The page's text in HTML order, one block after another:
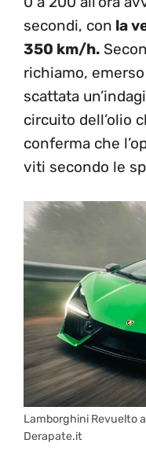
secondi, con la
350 km/h.
richiamo,
scattata
circuito dell’olio
conferma che
viti secondo le
Lamborghini Revuelto
Derapate.it